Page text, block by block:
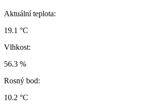
Aktuální teplota:
19.1 °C
Vlhkost:
56.3 %
Rosný bod:
10.2 °C